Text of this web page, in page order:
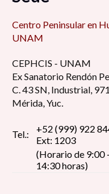
Centro Peninsular en
UNAM
CEPHCIS - UNAM
Ex Sanatorio Rendón
C. 43 SN, Industrial,
Mérida, Yuc.
Tel.:
+52 (999) 922
Ext: 1203
(Horario de 9:00 -
14:30 horas)